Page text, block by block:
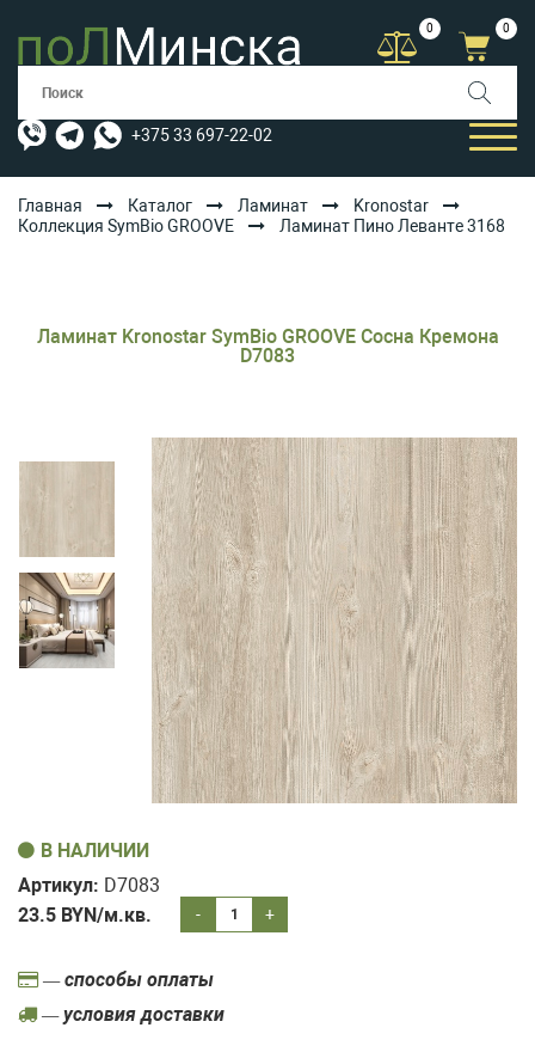
+375 33 697-22-02
АКЦИИ
КОНТАКТЫ
0 0
Главная Каталог Ламинат
Kronostar
Коллекция SymBio GROOVE
Ламинат Пино Леванте 3168
Ламинат Kronostar SymBio GROOVE Сосна Кремона
D7083
В НАЛИЧИИ
Артикул: D7083
23.5 BYN/м.кв. - +
— способы оплаты
— условия доставки